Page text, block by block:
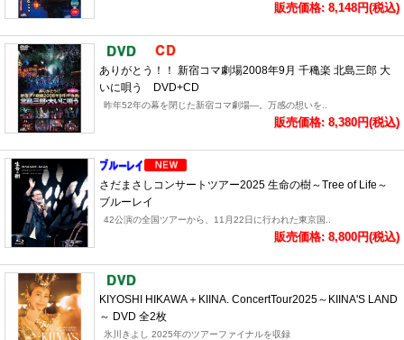
販売価格: 8,148円(税込)
ありがとう！！ 新宿コマ劇場2008年9月 千穐楽 北島三郎 大
いに唄う DVD+CD
昨年52年の幕を閉じた新宿コマ劇場―。万感の想いを..
販売価格: 8,380円(税込)
さだまさしコンサートツアー2025 生命の樹～Tree of Life～
ブルーレイ
42公演の全国ツアーから、11月22日に行われた東京国..
販売価格: 8,800円(税込)
KIYOSHI HIKAWA＋KIINA. ConcertTour2025～KIINA'S LAND
～ DVD 全2枚
氷川きよし 2025年のツアーファイナルを収録